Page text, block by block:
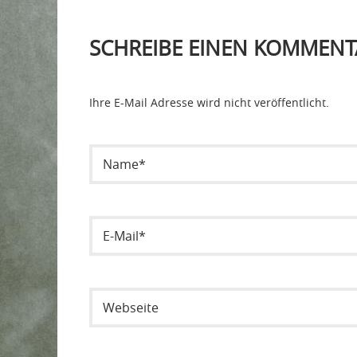
SCHREIBE EINEN
Ihre E-Mail Adresse wird nicht veröffentlicht.